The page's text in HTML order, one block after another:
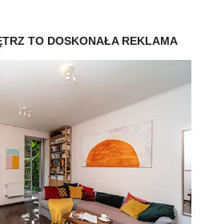
TO DOSKONAŁA REKLAMA